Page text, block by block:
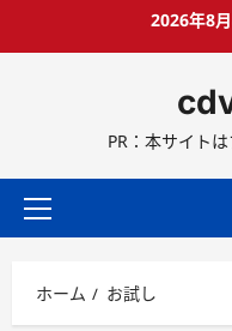
ス
ッ
2026年8
PR：本サイト
メ
メ
ホーム お試し